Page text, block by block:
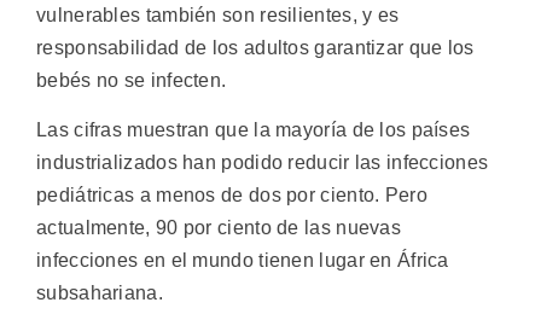
vulnerables también son resilientes, y es
responsabilidad de los adultos garantizar que los
bebés no se infecten.
Las cifras muestran que la mayoría de los países
industrializados han podido reducir las infecciones
pediátricas a menos de dos por ciento. Pero
actualmente, 90 por ciento de las nuevas
infecciones en el mundo tienen lugar en África
subsahariana.